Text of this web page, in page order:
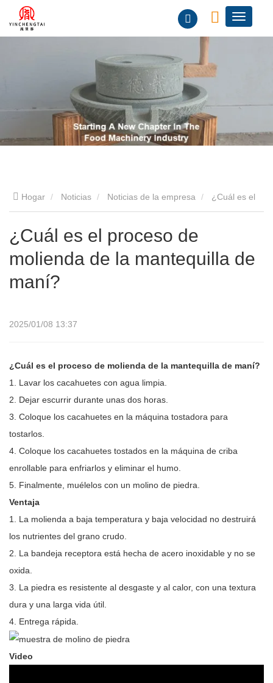
Hogar Noticias Noticias de la empresa
proceso de molienda de la mantequilla de maní?
¿Cuál es el proceso de
molienda de la mantequilla de
maní?
2025/01/08 13:37
¿Cuál es el proceso de molienda de la mantequilla de maní?
1. Lavar los cacahuetes con agua limpia.
2. Dejar escurrir durante unas dos horas.
3. Coloque los cacahuetes en la máquina tostadora para
tostarlos.
4. Coloque los cacahuetes tostados en la máquina de criba
enrollable para enfriarlos y eliminar el humo.
5. Finalmente, muélelos con un molino de piedra.
Ventaja
1. La molienda a baja temperatura y baja velocidad no destruirá
los nutrientes del grano crudo.
2. La bandeja receptora está hecha de acero inoxidable y no se
oxida.
3. La piedra es resistente al desgaste y al calor, con una textura
dura y una larga vida útil.
4. Entrega rápida.
Video